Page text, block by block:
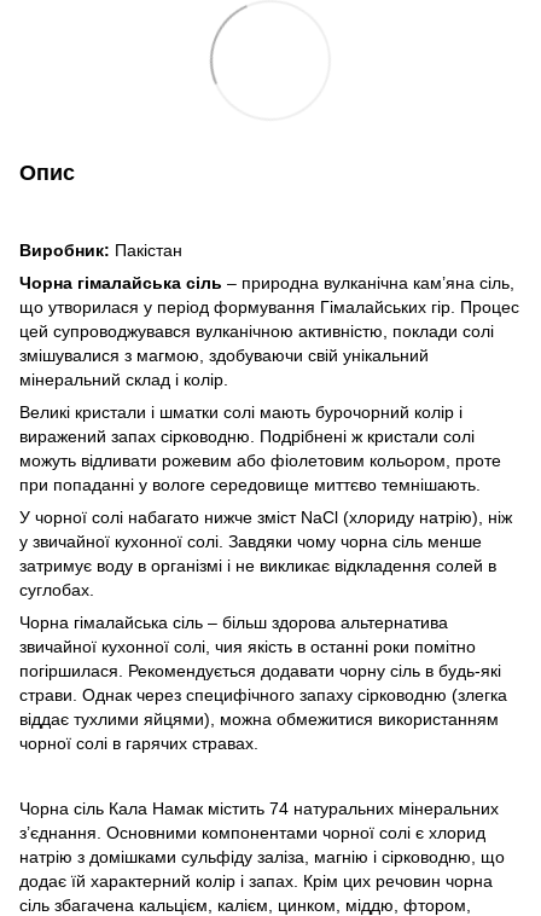
Опис
Виробник: Пакістан
Чорна гімалайська сіль – природна вулканічна кам’яна сіль,
що утворилася у період формування Гімалайських гір. Процес
цей супроводжувався вулканічною активністю, поклади солі
змішувалися з магмою, здобуваючи свій унікальний
мінеральний склад і колір.
Великі кристали і шматки солі мають бурочорний колір і
виражений запах сірководню. Подрібнені ж кристали солі
можуть відливати рожевим або фіолетовим кольором, проте
при попаданні у вологе середовище миттєво темнішають.
У чорної солі набагато нижче зміст NaCl (хлориду натрію), ніж
у звичайної кухонної солі. Завдяки чому чорна сіль менше
затримує воду в організмі і не викликає відкладення солей в
суглобах.
Чорна гімалайська сіль – більш здорова альтернатива
звичайної кухонної солі, чия якість в останні роки помітно
погіршилася. Рекомендується додавати чорну сіль в будь-які
страви. Однак через специфічного запаху сірководню (злегка
віддає тухлими яйцями), можна обмежитися використанням
чорної солі в гарячих стравах.
Чорна сіль Кала Намак містить 74 натуральних мінеральних
з’єднання. Основними компонентами чорної солі є хлорид
натрію з домішками сульфіду заліза, магнію і сірководню, що
додає їй характерний колір і запах. Крім цих речовин чорна
сіль збагачена кальцієм, калієм, цинком, міддю, фтором,